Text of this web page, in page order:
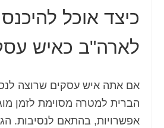
כיצד אוכל להיכנס
לארה"ב כאיש
אם אתה איש עסקים שרוצה
הברית למטרה מסוימת לזמן